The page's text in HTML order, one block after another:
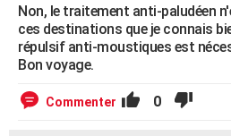
Non, le traitement anti-paludéen
ces destinations que je connais
répulsif anti-moustiques est
Bon voyage.
Commenter 0